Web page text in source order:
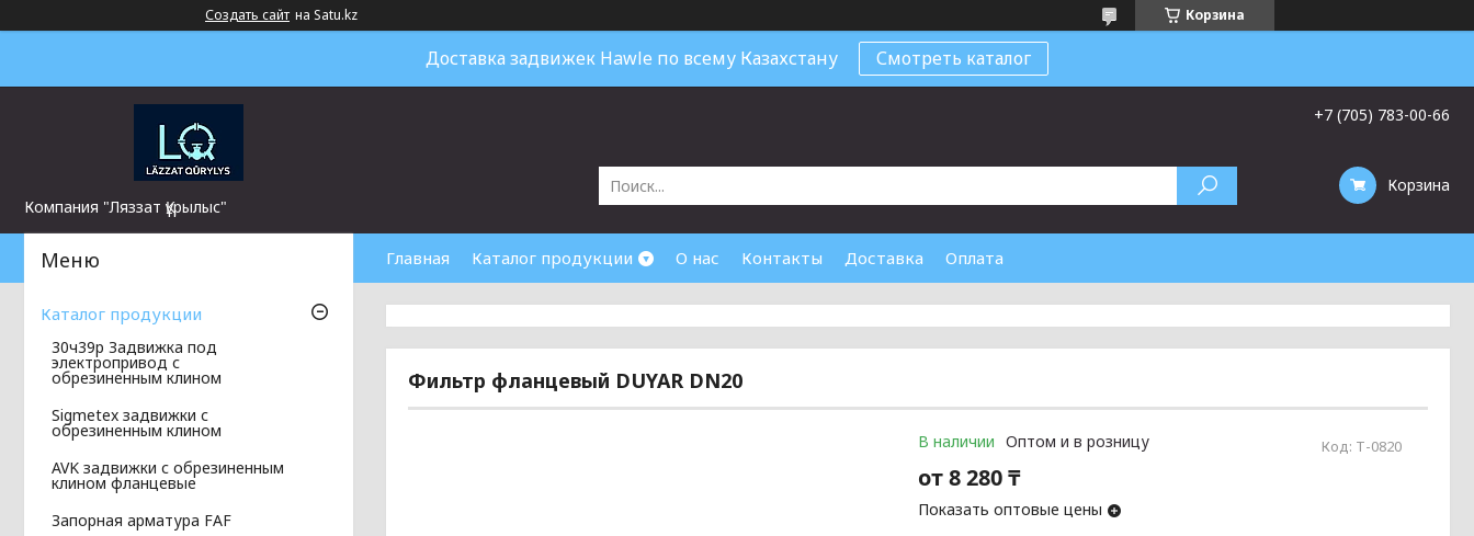
Создать сайт на Satu.kz Корзина
Доставка задвижек Hawle по всему Казахстану Смотреть каталог
Компания "Ляззат Құрылыс"
+7 (705) 783-00-66
Корзина
Главная Каталог продукции О нас Контакты Доставка Оплата
Фильтр фланцевый DUYAR DN20
В наличии Оптом и в розницу Код: Т-0820
от8 280 ₸
Показать оптовые цены
Каталог продукции
30ч39р Задвижка под
электропривод с
обрезиненным клином
Sigmetex задвижки с
обрезиненным клином
AVK задвижки с обрезиненным
клином фланцевые
Запорная арматура FAF